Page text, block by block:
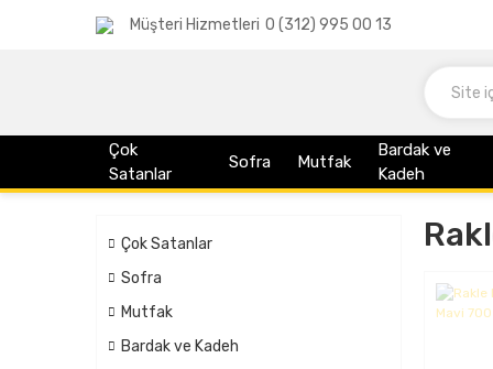
Müşteri Hizmetleri 0 (312) 995 00 13
Çok
Satanlar
Sofra Mutfak
Bardak ve
Kadeh
Çok Satanlar
Sofra
Mutfak
Bardak ve Kadeh